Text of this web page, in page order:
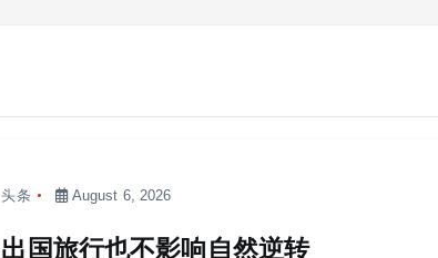
头条 August 6, 2026
出国旅行也不影响自然逆转